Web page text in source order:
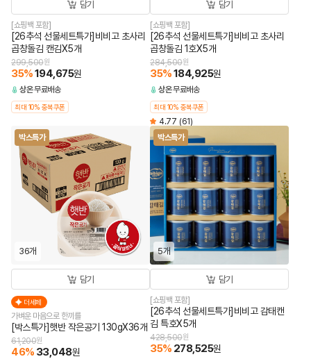
담기
[쇼핑백 포함]
[26추석 선물세트특가]비비고 초사리
곱창돌김 캔김X5개
299,500원
35%194,675원
상온무료배송
최대 10% 중복쿠폰
담기
[쇼핑백 포함]
[26추석 선물세트특가]비비고 초사리
곱창돌김 1호X5개
284,500원
35%184,925원
상온무료배송
최대 10% 중복쿠폰
4.77 (61)
박스특가
36개
담기
더세페
가벼운 마음으로 한끼를
[박스특가]햇반 작은공기 130gX36개
61,200원
46% 33,048원
박스특가
5개
담기
[쇼핑백 포함]
[26추석 선물세트특가]비비고 감태캔
김 특호X5개
428,500원
35% 278,525원